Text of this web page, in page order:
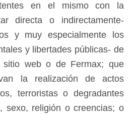
en el mismo con la
directa o indirectamente-
y muy especialmente los
y libertades públicas- de
sitio web o de Fermax; que
la realización de actos
terroristas o degradantes
sexo, religión o creencias; o